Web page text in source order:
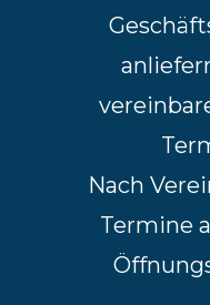
Nach
Termine